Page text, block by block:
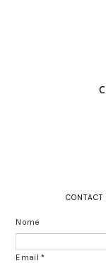
Nome
Email*